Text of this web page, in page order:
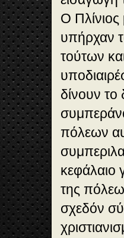
Ο
υπήρχαν
τούτων
δίνουν το
πόλεων
κεφάλαιο
της
σχεδόν